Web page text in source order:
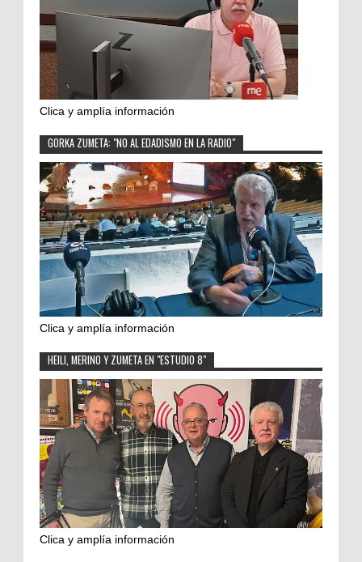
Clica y amplía información
GORKA ZUMETA: "NO AL EDADISMO EN LA RADIO"
Clica y amplía información
HEILI, MERINO Y ZUMETA EN "ESTUDIO 8"
Clica y amplía información